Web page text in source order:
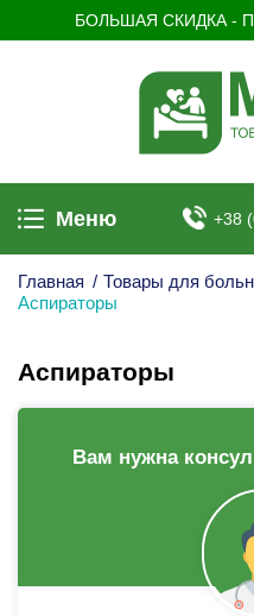
БОЛЬШАЯ СКИДКА -
Меню +38
Главная / Товары для
Аспираторы
Аспираторы
Вам нужна